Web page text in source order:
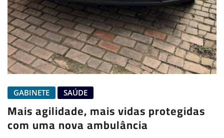
GABINETE SAÚDE
Mais agilidade, mais vidas protegidas
com uma nova ambulância